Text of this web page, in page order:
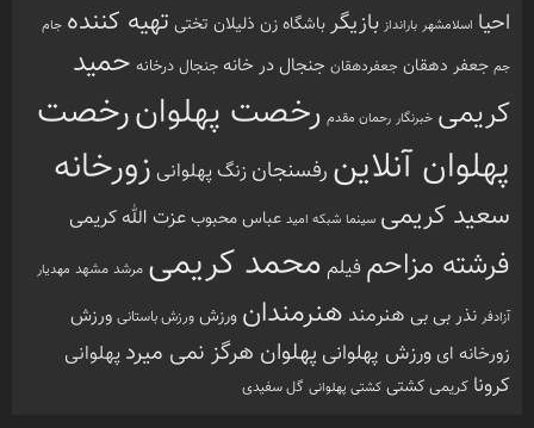
احیا اسلامشهر بارانداز بازیگرباشگاه زن ذلیلان تختی تهیه کننده جام
جم جعفر دهقان جعفردهقان جنجال در خانه جنجال درخانه حمید
کریمی خبرنگار رحمان مقدم رخصت پهلوانرخصت
پهلوان آنلاین رفسنجان زنگ پهلوانی زورخانه
سعید کریمی سینما شبکه امید عباس محبوبعزت الله کریمی
فرشته مزاحمفیلم محمد کریمی مرشد مشهد مهدیار
آزادفر نذر بی بی هنرمند هنرمندان ورزش ورزش باستانی ورزش
زورخانه ای ورزش پهلوانی پهلوان هرگز نمی میرد پهلوانی
کرونا کریمی کشتی کشتی پهلوانی گل سفیدی